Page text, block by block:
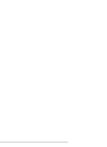
자녀들에게